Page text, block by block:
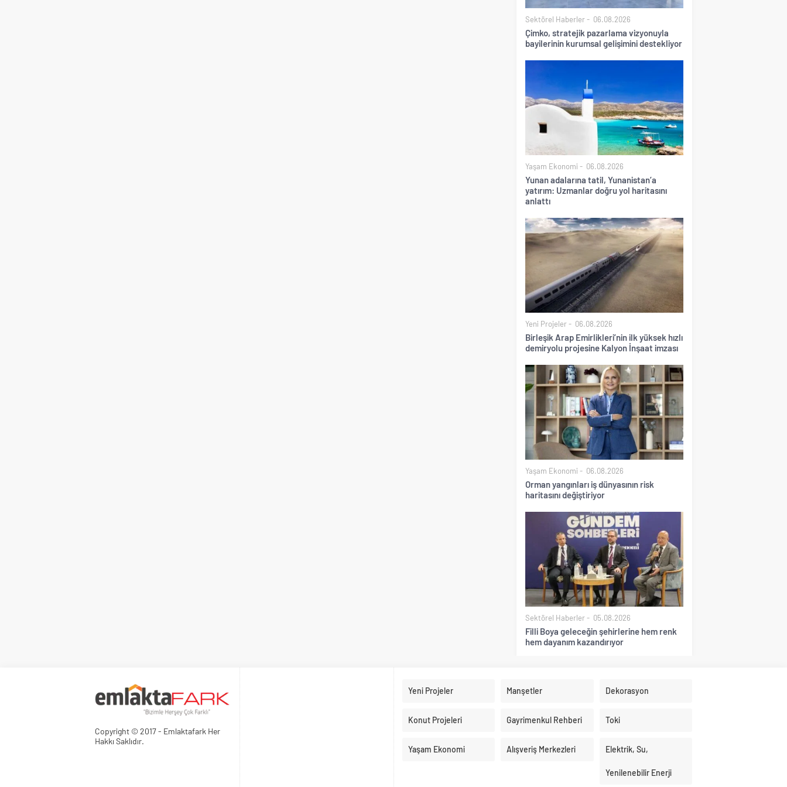
Sektörel Haberler 06.08.2026
Çimko, stratejik pazarlama vizyonuyla
bayilerinin kurumsal gelişimini destekliyor
Yaşam Ekonomi 06.08.2026
Yunan adalarına tatil, Yunanistan’a
yatırım: Uzmanlar doğru yol haritasını
anlattı
Yeni Projeler 06.08.2026
Birleşik Arap Emirlikleri’nin ilk yüksek hızlı
demiryolu projesine Kalyon İnşaat imzası
Yaşam Ekonomi 06.08.2026
Orman yangınları iş dünyasının risk
haritasını değiştiriyor
Sektörel Haberler 05.08.2026
Filli Boya geleceğin şehirlerine hem renk
hem dayanım kazandırıyor
Copyright © 2017 - Emlaktafark Her
Hakkı Saklıdır.
Yeni Projeler Manşetler Dekorasyon
Konut Projeleri Gayrimenkul Rehberi Toki
Yaşam Ekonomi Alışveriş Merkezleri Elektrik, Su,
Yenilenebilir Enerji